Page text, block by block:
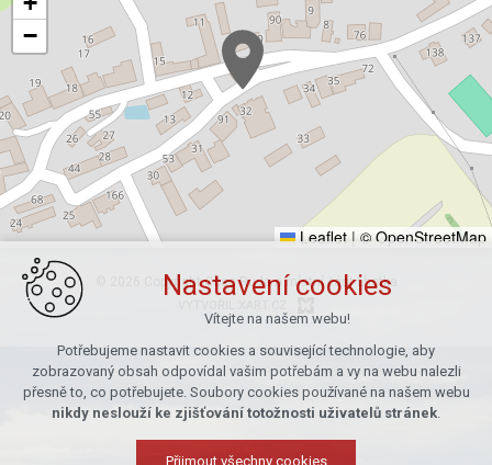
−
Leaflet | © OpenStreetMap
© 2026 Copyright Obec Ruda a místní část Lhotka
Nastavení cookies
Vítejte na našem webu!
Potřebujeme nastavit cookies a související technologie, aby
zobrazovaný obsah odpovídal vašim potřebám a vy na webu nalezli
přesně to, co potřebujete. Soubory cookies používané na našem webu
nikdy neslouží ke zjišťování totožnosti uživatelů stránek.
Přijmout všechny cookies